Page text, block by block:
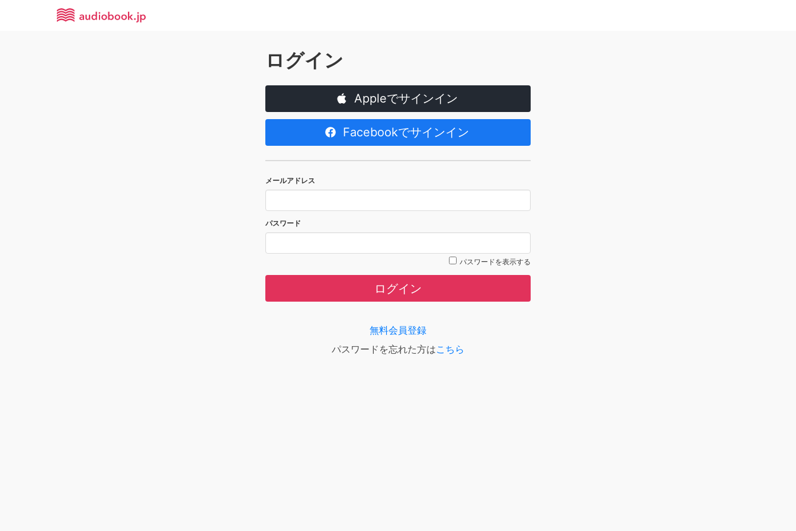
ログイン
Appleでサインイン
Facebookでサインイン
メールアドレス
パスワード
パスワードを表示する
ログイン
無料会員登録
パスワードを忘れた方はこちら